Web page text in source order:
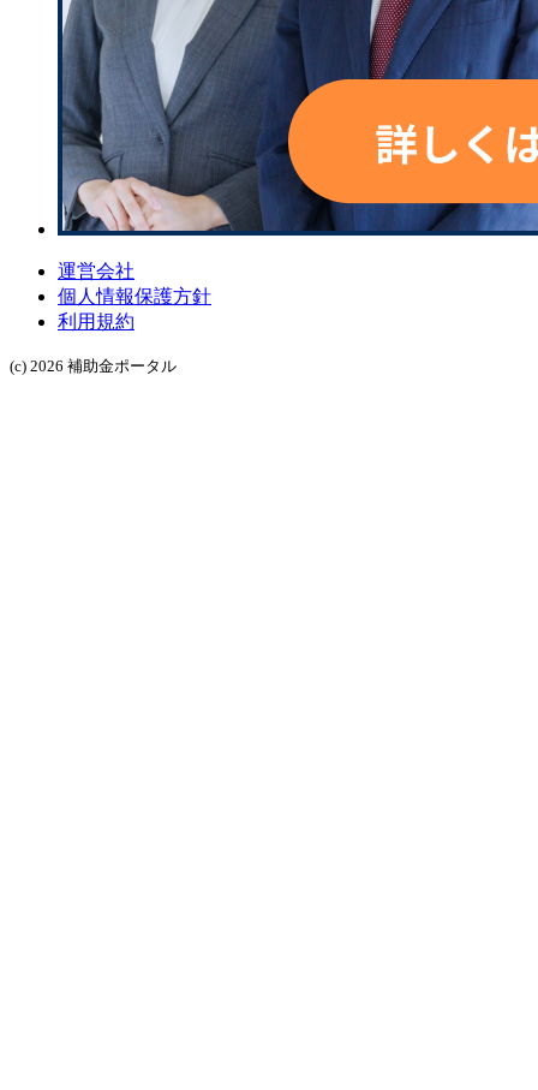
運営会社
個人情報保護方針
利用規約
(c) 2026 補助金ポータル